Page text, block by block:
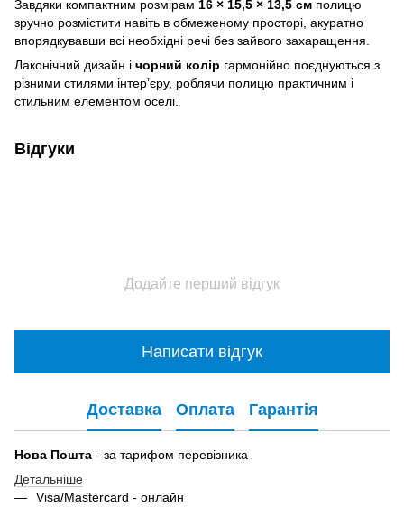
Завдяки компактним розмірам 16 × 15,5 × 13,5 см полицю
зручно розмістити навіть в обмеженому просторі, акуратно
впорядкувавши всі необхідні речі без зайвого захаращення.
Лаконічний дизайн і чорний колір гармонійно поєднуються з
різними стилями інтер’єру, роблячи полицю практичним і
стильним елементом оселі.
Відгуки
Додайте перший відгук
Написати відгук
Доставка Оплата Гарантія
Нова Пошта - за тарифом перевізника
Детальніше
Visa/Mastercard - онлайн